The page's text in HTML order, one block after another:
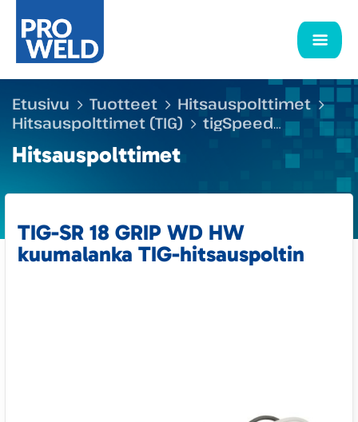
Etusivu Tuotteet
Hitsauspolttimet
Hitsauspolttimet (TIG)
tigSpeed
langansyöttöpolttimet
TIG-SR 18 GRIP WD
HW kuumalanka TIG-hitsauspoltin
Hitsauspolttimet
TIG-SR 18 GRIP WD HW
kuumalanka TIG-hitsauspoltin